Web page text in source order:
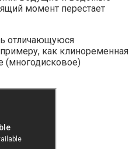
момент перестает
отличающуюся
как клиноременная
(многодисковое)